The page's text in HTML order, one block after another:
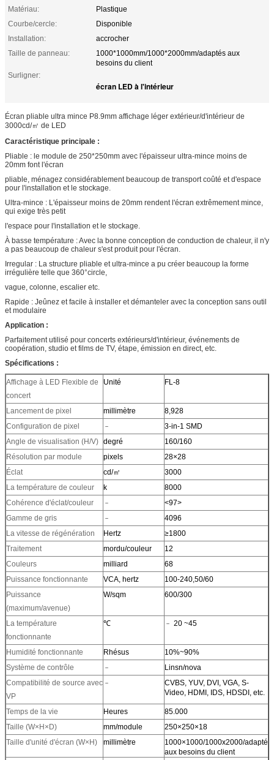
Matériau:
Plastique
Courbe/cercle:
Disponible
Installation:
accrocher
Taille de panneau:
1000*1000mm/1000*2000mm/adaptés aux
besoins du client
Surligner:
écran LED à l'intérieur
Écran pliable ultra mince P8.9mm affichage léger extérieur/d'intérieur de
3000cd/㎡ de LED
Caractéristique principale :
Pliable : le module de 250*250mm avec l'épaisseur ultra-mince moins de
20mm font l'écran
pliable, ménagez considérablement beaucoup de transport coûté et d'espace
pour l'installation et le stockage.
Ultra-mince : L'épaisseur moins de 20mm rendent l'écran extrêmement mince,
qui exige très petit
l'espace pour l'installation et le stockage.
À basse température : Avec la bonne conception de conduction de chaleur, il n'y
a pas beaucoup de chaleur s'est produit pour l'écran.
Irregular : La structure pliable et ultra-mince a pu créer beaucoup la forme
irrégulière telle que 360°circle,
vague, colonne, escalier etc.
Rapide : Jeûnez et facile à installer et démanteler avec la conception sans outil
et modulaire
Application :
Parfaitement utilisé pour concerts extérieurs/d'intérieur, événements de
coopération, studio et films de TV, étape, émission en direct, etc.
Spécifications :
Affichage à LED Flexible de
concert
Unité FL-8
Lancement de pixel millimètre
8,928
Configuration de pixel
﹣
3-in-1 SMD
Angle de visualisation (H/V) degré
160/160
Résolution par module
pixels
28×28
Éclat
cd/㎡
3000
La température de couleur
k
8000
Cohérence d'éclat/couleur
﹣
<97>
Gamme de gris
﹣
4096
La vitesse de régénération
Hertz
≥1800
Traitement
mordu/couleur
12
Couleurs
milliard
68
Puissance fonctionnante
VCA, hertz
100-240,50/60
Puissance
(maximum/avenue)
W/sqm 600/300
La température
fonctionnante
℃ ﹣ 20 ~45
Humidité fonctionnante Rhésus
10%~90%
Système de contrôle
﹣
Linsn/nova
Compatibilité de source avec
VP
﹣
CVBS, YUV, DVI, VGA, S-
Video, HDMI, IDS, HDSDI, etc.
Temps de la vie Heures
85.000
Taille (W×H×D)
mm/module
250×250×18
Taille d'unité d'écran (W×H)
millimètre
1000×1000/1000x2000/adapté
aux besoins du client